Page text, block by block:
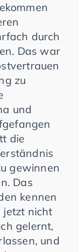
durch
Das war
zu
und
die
gewinnen
Das
kennen
jetzt nicht
gelernt,
und